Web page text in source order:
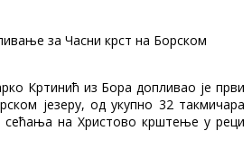
за Часни крст на Борском
Кртинић из Бора допливао је први
језеру, од укупно 32 такмичара
сећања на Христово крштење у реци